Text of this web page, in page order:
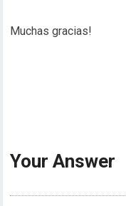
Muchas gracias!
Your Answer